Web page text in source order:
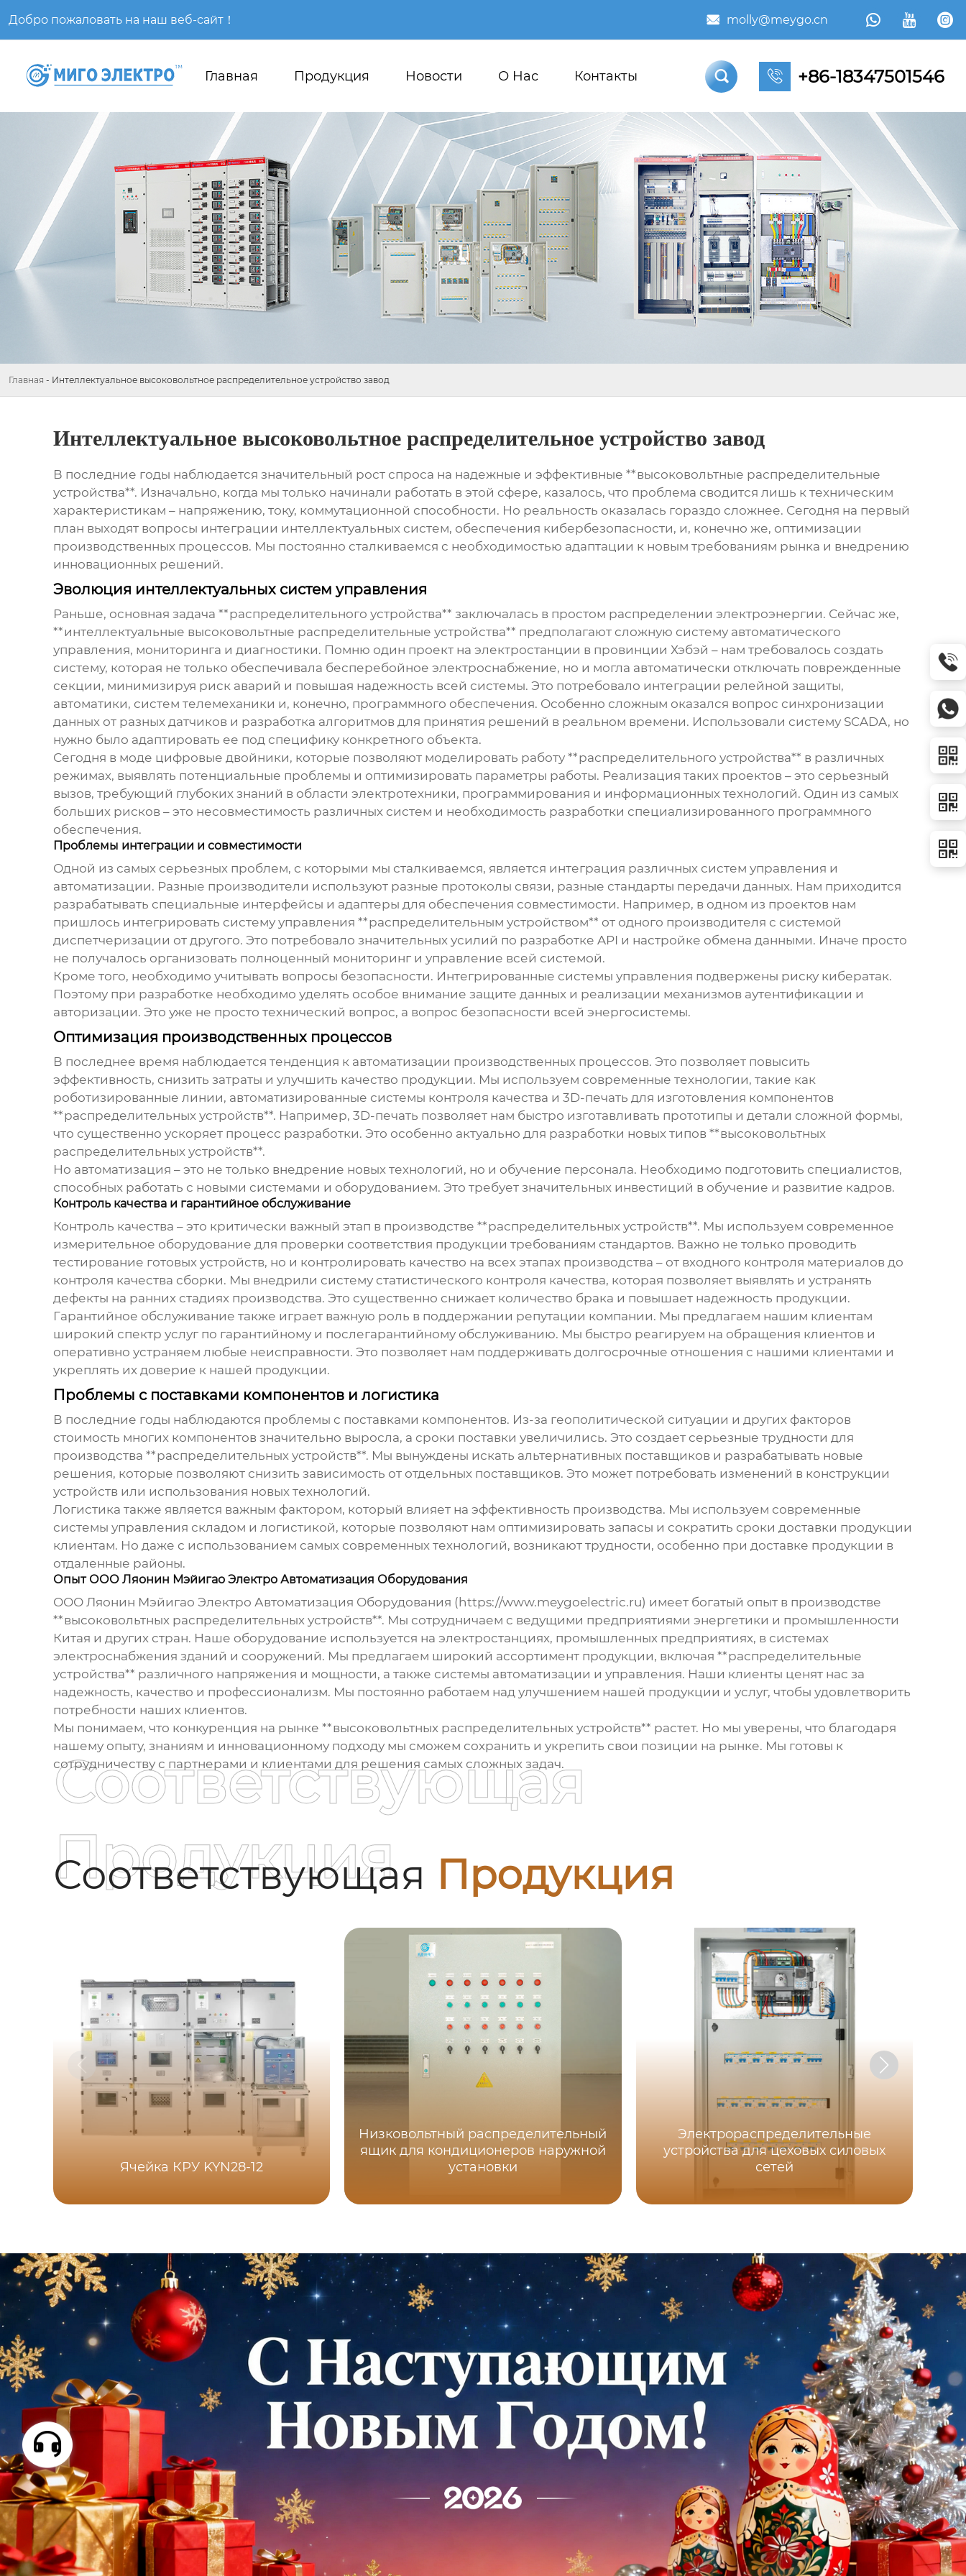
Добро пожаловать на наш веб-сайт！  molly@meygo.cn   
Главная Продукция Новости О Hас Контакты   +86-18347501546
Главная - Интеллектуальное высоковольтное распределительное устройство завод
Интеллектуальное высоковольтное распределительное устройство завод
В последние годы наблюдается значительный рост спроса на надежные и эффективные **высоковольтные распределительные
устройства**. Изначально, когда мы только начинали работать в этой сфере, казалось, что проблема сводится лишь к техническим
характеристикам – напряжению, току, коммутационной способности. Но реальность оказалась гораздо сложнее. Сегодня на первый
план выходят вопросы интеграции интеллектуальных систем, обеспечения кибербезопасности, и, конечно же, оптимизации
производственных процессов. Мы постоянно сталкиваемся с необходимостью адаптации к новым требованиям рынка и внедрению
инновационных решений.
Эволюция интеллектуальных систем управления
Раньше, основная задача **распределительного устройства** заключалась в простом распределении электроэнергии. Сейчас же,
**интеллектуальные высоковольтные распределительные устройства** предполагают сложную систему автоматического
управления, мониторинга и диагностики. Помню один проект на электростанции в провинции Хэбэй – нам требовалось создать
систему, которая не только обеспечивала бесперебойное электроснабжение, но и могла автоматически отключать поврежденные
секции, минимизируя риск аварий и повышая надежность всей системы. Это потребовало интеграции релейной защиты,
автоматики, систем телемеханики и, конечно, программного обеспечения. Особенно сложным оказался вопрос синхронизации
данных от разных датчиков и разработка алгоритмов для принятия решений в реальном времени. Использовали систему SCADA, но
нужно было адаптировать ее под специфику конкретного объекта.
Сегодня в моде цифровые двойники, которые позволяют моделировать работу **распределительного устройства** в различных
режимах, выявлять потенциальные проблемы и оптимизировать параметры работы. Реализация таких проектов – это серьезный
вызов, требующий глубоких знаний в области электротехники, программирования и информационных технологий. Один из самых
больших рисков – это несовместимость различных систем и необходимость разработки специализированного программного
обеспечения.
Проблемы интеграции и совместимости
Одной из самых серьезных проблем, с которыми мы сталкиваемся, является интеграция различных систем управления и
автоматизации. Разные производители используют разные протоколы связи, разные стандарты передачи данных. Нам приходится
разрабатывать специальные интерфейсы и адаптеры для обеспечения совместимости. Например, в одном из проектов нам
пришлось интегрировать систему управления **распределительным устройством** от одного производителя с системой
диспетчеризации от другого. Это потребовало значительных усилий по разработке API и настройке обмена данными. Иначе просто
не получалось организовать полноценный мониторинг и управление всей системой.
Кроме того, необходимо учитывать вопросы безопасности. Интегрированные системы управления подвержены риску кибератак.
Поэтому при разработке необходимо уделять особое внимание защите данных и реализации механизмов аутентификации и
авторизации. Это уже не просто технический вопрос, а вопрос безопасности всей энергосистемы.
Оптимизация производственных процессов
В последнее время наблюдается тенденция к автоматизации производственных процессов. Это позволяет повысить
эффективность, снизить затраты и улучшить качество продукции. Мы используем современные технологии, такие как
роботизированные линии, автоматизированные системы контроля качества и 3D-печать для изготовления компонентов
**распределительных устройств**. Например, 3D-печать позволяет нам быстро изготавливать прототипы и детали сложной формы,
что существенно ускоряет процесс разработки. Это особенно актуально для разработки новых типов **высоковольтных
распределительных устройств**.
Но автоматизация – это не только внедрение новых технологий, но и обучение персонала. Необходимо подготовить специалистов,
способных работать с новыми системами и оборудованием. Это требует значительных инвестиций в обучение и развитие кадров.
Контроль качества и гарантийное обслуживание
Контроль качества – это критически важный этап в производстве **распределительных устройств**. Мы используем современное
измерительное оборудование для проверки соответствия продукции требованиям стандартов. Важно не только проводить
тестирование готовых устройств, но и контролировать качество на всех этапах производства – от входного контроля материалов до
контроля качества сборки. Мы внедрили систему статистического контроля качества, которая позволяет выявлять и устранять
дефекты на ранних стадиях производства. Это существенно снижает количество брака и повышает надежность продукции.
Гарантийное обслуживание также играет важную роль в поддержании репутации компании. Мы предлагаем нашим клиентам
широкий спектр услуг по гарантийному и послегарантийному обслуживанию. Мы быстро реагируем на обращения клиентов и
оперативно устраняем любые неисправности. Это позволяет нам поддерживать долгосрочные отношения с нашими клиентами и
укреплять их доверие к нашей продукции.
Проблемы с поставками компонентов и логистика
В последние годы наблюдаются проблемы с поставками компонентов. Из-за геополитической ситуации и других факторов
стоимость многих компонентов значительно выросла, а сроки поставки увеличились. Это создает серьезные трудности для
производства **распределительных устройств**. Мы вынуждены искать альтернативных поставщиков и разрабатывать новые
решения, которые позволяют снизить зависимость от отдельных поставщиков. Это может потребовать изменений в конструкции
устройств или использования новых технологий.
Логистика также является важным фактором, который влияет на эффективность производства. Мы используем современные
системы управления складом и логистикой, которые позволяют нам оптимизировать запасы и сократить сроки доставки продукции
клиентам. Но даже с использованием самых современных технологий, возникают трудности, особенно при доставке продукции в
отдаленные районы.
Опыт ООО Ляонин Мэйигао Электро Автоматизация Оборудования
ООО Ляонин Мэйигао Электро Автоматизация Оборудования (https://www.meygoelectric.ru) имеет богатый опыт в производстве
**высоковольтных распределительных устройств**. Мы сотрудничаем с ведущими предприятиями энергетики и промышленности
Китая и других стран. Наше оборудование используется на электростанциях, промышленных предприятиях, в системах
электроснабжения зданий и сооружений. Мы предлагаем широкий ассортимент продукции, включая **распределительные
устройства** различного напряжения и мощности, а также системы автоматизации и управления. Наши клиенты ценят нас за
надежность, качество и профессионализм. Мы постоянно работаем над улучшением нашей продукции и услуг, чтобы удовлетворить
потребности наших клиентов.
Мы понимаем, что конкуренция на рынке **высоковольтных распределительных устройств** растет. Но мы уверены, что благодаря
нашему опыту, знаниям и инновационному подходу мы сможем сохранить и укрепить свои позиции на рынке. Мы готовы к
сотрудничеству с партнерами и клиентами для решения самых сложных задач.
Соответствующая Продукция
Соответствующая
Продукция
Ячейка КРУ KYN28-12
Низковольтный распределительный
ящик для кондиционеров наружной
установки
Электрораспределительные
устройства для цеховых силовых
сетей